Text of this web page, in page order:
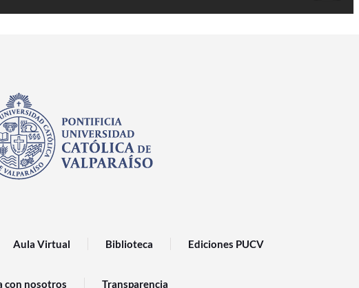
Aula Virtual Biblioteca Ediciones PUCV
con nosotros Transparencia